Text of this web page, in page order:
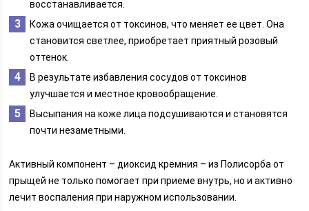
восстанавливается.
Кожа очищается от токсинов, что меняет ее цвет. Она
становится светлее, приобретает приятный розовый
оттенок.
В результате избавления сосудов от токсинов
улучшается и местное кровообращение.
Высыпания на коже лица подсушиваются и становятся
почти незаметными.
Активный компонент – диоксид кремния – из Полисорба от
прыщей не только помогает при приеме внутрь, но и активно
лечит воспаления при наружном использовании.